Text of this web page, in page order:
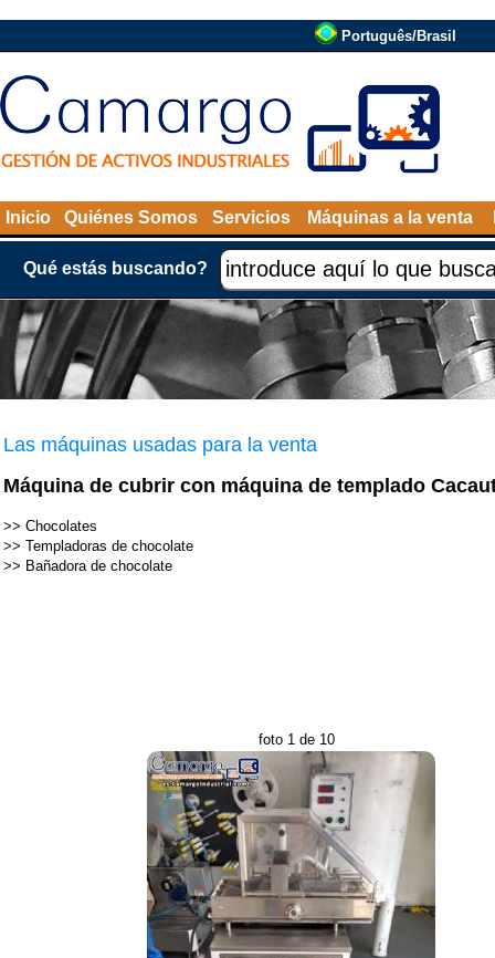
Português/Brasil
Inicio Quiénes Somos Servicios Máquinas a la venta
Qué estás buscando?
Las máquinas usadas para la venta
Máquina de cubrir con máquina de templado
>> Chocolates
>> Templadoras de chocolate
>> Bañadora de chocolate
foto 1 de 10